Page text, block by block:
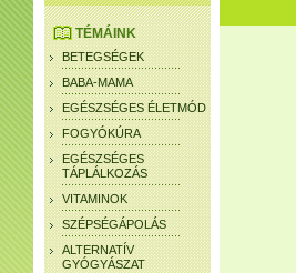
TÉMÁINK
BETEGSÉGEK
BABA-MAMA
EGÉSZSÉGES ÉLETMÓD
FOGYÓKÚRA
EGÉSZSÉGES
TÁPLÁLKOZÁS
VITAMINOK
SZÉPSÉGÁPOLÁS
ALTERNATÍV
GYÓGYÁSZAT